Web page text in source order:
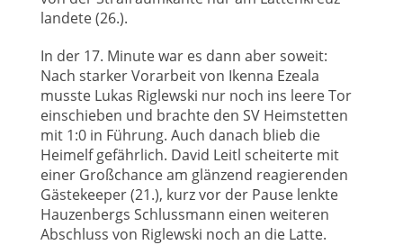
landete (26.).
In der 17. Minute war es dann aber soweit:
Nach starker Vorarbeit von Ikenna Ezeala
musste Lukas Riglewski nur noch ins leere Tor
einschieben und brachte den SV Heimstetten
mit 1:0 in Führung. Auch danach blieb die
Heimelf gefährlich. David Leitl scheiterte mit
einer Großchance am glänzend reagierenden
Gästekeeper (21.), kurz vor der Pause lenkte
Hauzenbergs Schlussmann einen weiteren
Abschluss von Riglewski noch an die Latte.